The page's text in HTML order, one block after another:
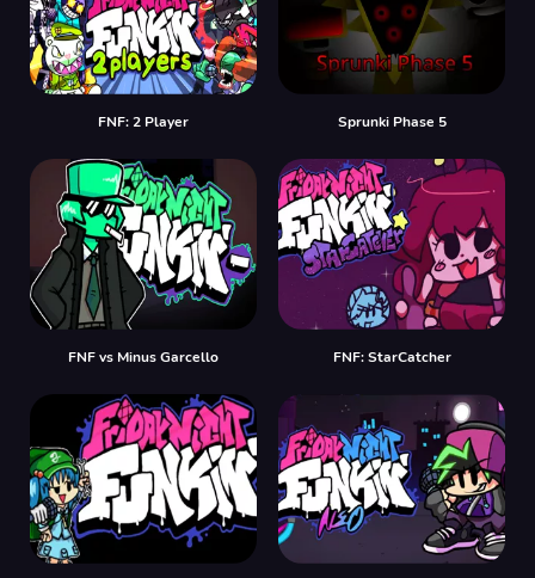
FNF: 2 Player Sprunki Phase 5
FNF vs Minus Garcello FNF: StarCatcher